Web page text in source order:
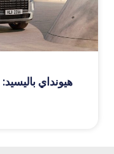
هيونداي